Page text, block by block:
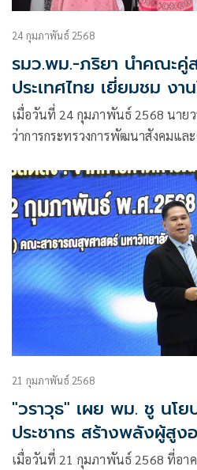
24 กุมภาพันธ์ 2568
รมว.พม.-ภริยา นำคณะคู่
ประเทศไทย เยี่ยมชม ง
ศักยภาพสตรีไทย โชว์เม
ข้าวเหนียวมะม่วง
เมื่อวันที่ 24 กุมภาพันธ์ 2568 นาย
ว่าการกระทรวงการพัฒนาสังคมแ
ต้อนรับ นาง ทาลา ดีโอนีซี คู่สมรสข
สาธารณรัฐอิตาลีประจำประเทศไทย
21 กุมภาพันธ์ 2568
"วราวุธ" เผย พม. ชู นโ
ประชากร สร้างพลังผู้สูง
เพิ่มคุณภาพเด็กและเยา
เมื่อวันที่ 21 กุมภาพันธ์ 2568 ที่อา